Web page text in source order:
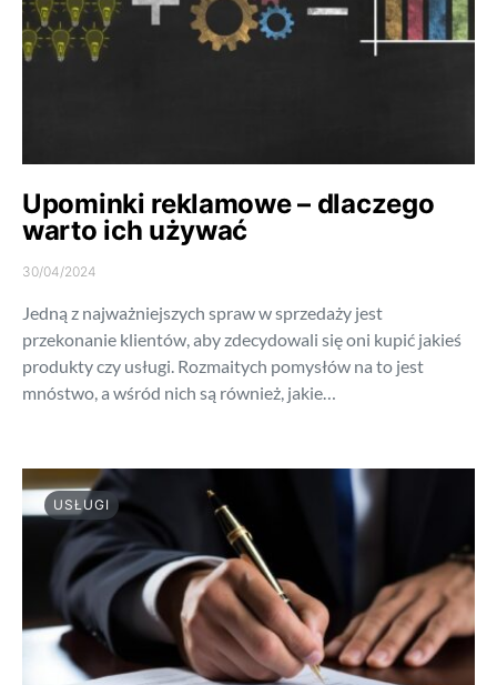
Upominki reklamowe – dlaczego
warto ich używać
30/04/2024
Jedną z najważniejszych spraw w sprzedaży jest
przekonanie klientów, aby zdecydowali się oni kupić jakieś
produkty czy usługi. Rozmaitych pomysłów na to jest
mnóstwo, a wśród nich są również, jakie…
USŁUGI